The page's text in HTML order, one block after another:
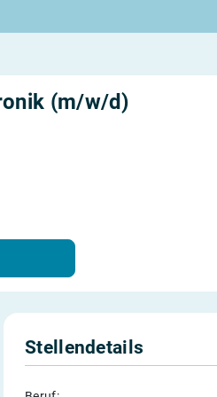
(m/w/d)
Stellendetails